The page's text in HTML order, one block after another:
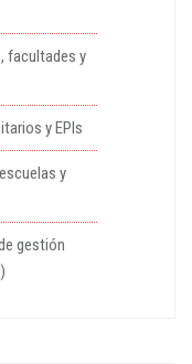
facultades y
y EPIs
y
gestión